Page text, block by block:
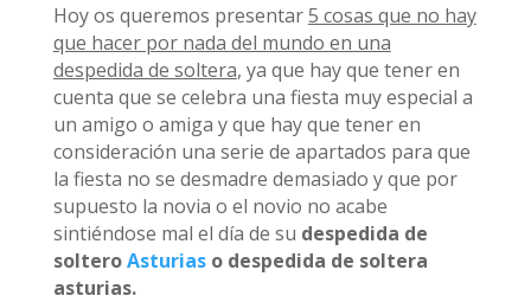
Hoy os queremos presentar5 cosas que no hay
que hacer por nada del mundo en una
despedida de soltera, ya que hay que tener en
cuenta que se celebra una fiesta muy especial a
un amigo o amiga y que hay que tener en
consideración una serie de apartados para que
la fiesta no se desmadre demasiado y que por
supuesto la novia o el novio no acabe
sintiéndose mal el día de su despedida de
solteroAsturiaso despedida de soltera
asturias.